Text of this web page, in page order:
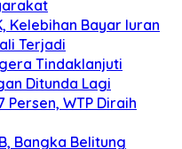
Kelebihan Bayar Iuran
Terjadi
Tindaklanjuti
Ditunda Lagi
Persen, WTP Diraih
Bangka Belitung